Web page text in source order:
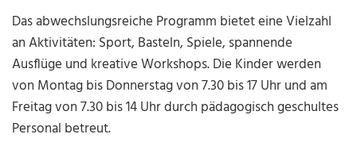
Das abwechslungsreiche Programm bietet eine Vielzahl
an Aktivitäten: Sport, Basteln, Spiele, spannende
Ausflüge und kreative Workshops. Die Kinder werden
von Montag bis Donnerstag von 7.30 bis 17 Uhr und am
Freitag von 7.30 bis 14 Uhr durch pädagogisch geschultes
Personal betreut.